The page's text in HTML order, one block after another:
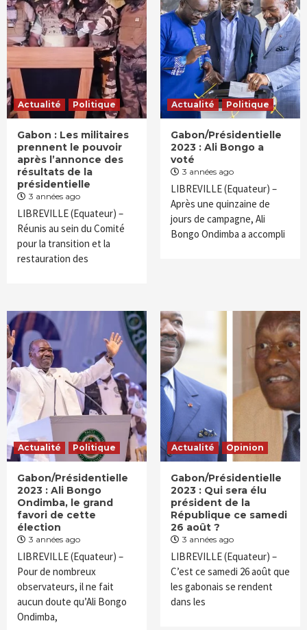
Actualité Politique
Gabon : Les militaires
prennent le pouvoir
après l’annonce des
résultats de la
présidentielle
3 années ago
LIBREVILLE (Equateur) –
Réunis au sein du Comité
pour la transition et la
restauration des
Actualité Politique
Gabon/Présidentielle
2023 : Ali Bongo a
voté
3 années ago
LIBREVILLE (Equateur) –
Après une quinzaine de
jours de campagne, Ali
Bongo Ondimba a accompli
Actualité Politique
Gabon/Présidentielle
2023 : Ali Bongo
Ondimba, le grand
favori de cette
élection
3 années ago
LIBREVILLE (Equateur) –
Pour de nombreux
observateurs, il ne fait
aucun doute qu’Ali Bongo
Ondimba,
Actualité Opinion
Gabon/Présidentielle
2023 : Qui sera élu
président de la
République ce samedi
26 août ?
3 années ago
LIBREVILLE (Equateur) –
C’est ce samedi 26 août que
les gabonais se rendent
dans les